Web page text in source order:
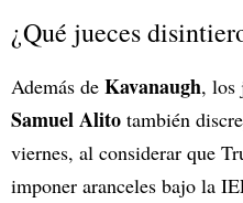
¿Qué jueces
Además de Kavanaugh, los
Samuel Alito también
viernes, al considerar que
imponer aranceles bajo la